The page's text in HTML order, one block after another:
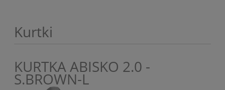
Kurtki
KURTKA ABISKO 2.0 -
S.BROWN-L